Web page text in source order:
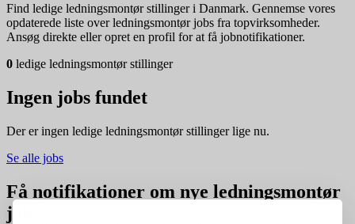
Find ledige ledningsmontør stillinger i Danmark. Gennemse vores
opdaterede liste over ledningsmontør jobs fra topvirksomheder.
Ansøg direkte eller opret en profil for at få jobnotifikationer.
0 ledige ledningsmontør stillinger
Ingen jobs fundet
Der er ingen ledige ledningsmontør stillinger lige nu.
Se alle jobs
Få notifikationer om nye ledningsmontør
jobs